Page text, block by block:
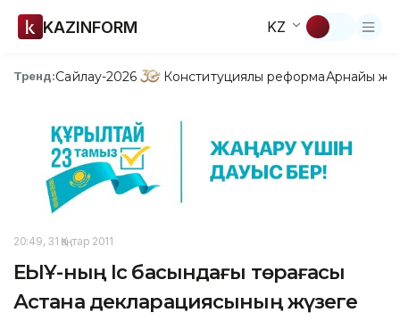
KAZINFORM KZ
Тренд:Сайлау-2026 Конституциялық реформаАрнайы
20:49, 31 Қаңтар 2011
ЕҚЫҰ-ның Іс басындағы төрағасы
Астана декларациясының жүзеге